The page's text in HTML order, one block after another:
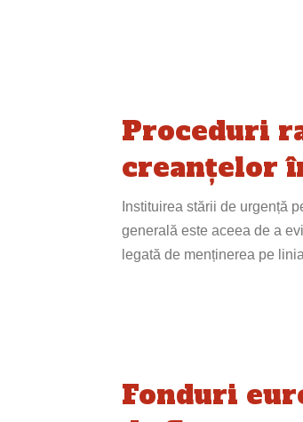
Proceduri
creanțelor
Instituirea stării de urgență
generală este aceea de a
legată de menținerea pe
Fonduri